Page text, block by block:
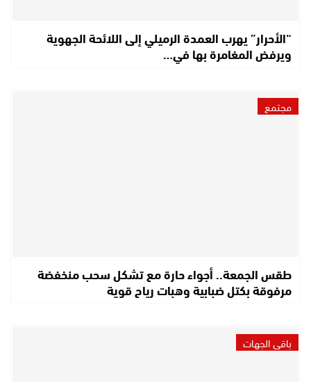
“الأحرار” يهرب العمدة الرميلي إلى اللائحة الجهوية
ويرفض المغامرة بها في…
مجتمع
طقس الجمعة.. أجواء حارة مع تشكل سحب منخفضة
مرفوقة بكتل ضبابية وهبات رياح قوية
باقي الجهات